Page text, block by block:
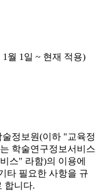
월 1일 ~ 현재 적용)
정보원(이하 "교육정
학술연구정보서비스
스" 라함)의 이용에
타 필요한 사항을 규
합니다.